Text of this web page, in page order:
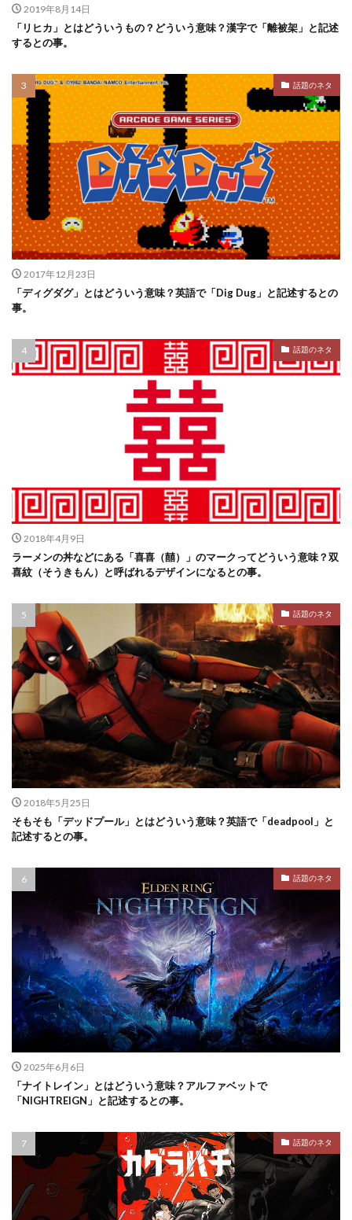
2019年8月14日
「リヒカ」とはどういうもの？どういう意味？漢字で「離被架」と記述
するとの事。
話題のネタ
2017年12月23日
「ディグダグ」とはどういう意味？英語で「Dig Dug」と記述するとの
事。
話題のネタ
2018年4月9日
ラーメンの丼などにある「喜喜（囍）」のマークってどういう意味？双
喜紋（そうきもん）と呼ばれるデザインになるとの事。
話題のネタ
2018年5月25日
そもそも「デッドプール」とはどういう意味？英語で「deadpool」と
記述するとの事。
話題のネタ
2025年6月6日
「ナイトレイン」とはどういう意味？アルファベットで
「NIGHTREIGN」と記述するとの事。
話題のネタ